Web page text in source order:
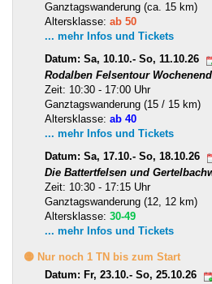
Ganztagswanderung (ca. 15 km)
Altersklasse: ab 50
... mehr Infos und Tickets
Datum: Sa, 10.10.- So, 11.10.26
Rodalben Felsentour
Zeit: 10:30 - 17:00 Uhr
Ganztagswanderung (15 / 15 km)
Altersklasse: ab 40
... mehr Infos und Tickets
Datum: Sa, 17.10.- So, 18.10.26
Die Battertfelsen und
Zeit: 10:30 - 17:15 Uhr
Ganztagswanderung (12, 12 km)
Altersklasse: 30-49
... mehr Infos und Tickets
🟡 Nur noch 1 TN bis zum Start
Datum: Fr, 23.10.- So, 25.10.26